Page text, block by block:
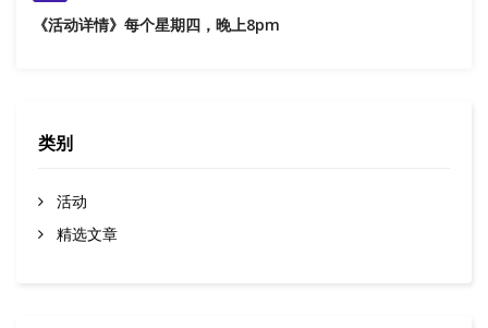
《活动详情》每个星期四，晚上8pm
类别
活动
精选文章